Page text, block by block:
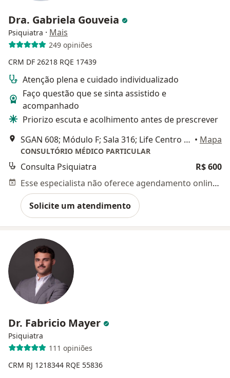
Dra. Gabriela Gouveia
Psiquiatra · Mais
249 opiniões
CRM DF 26218 RQE 17439
Atenção plena e cuidado individualizado
Faço questão que se sinta assistido e
acompanhado
Priorizo escuta e acolhimento antes de prescrever
SGAN 608; Módulo F; Sala 316; Life Centro Integrado de Saúde, Brasília • Mapa
CONSULTÓRIO MÉDICO PARTICULAR
Consulta Psiquiatra
R$ 600
Esse especialista não oferece agendamento online para esse endereço.
Solicite um atendimento
Dr. Fabricio Mayer
Psiquiatra
111 opiniões
CRM RJ 1218344 RQE 55836